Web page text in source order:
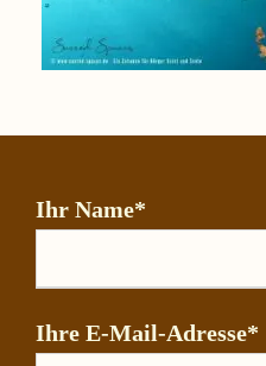
Ihr Name*
Ihre E-Mail-Adresse*